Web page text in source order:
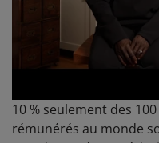
10 % seulement des
rémunérés au monde